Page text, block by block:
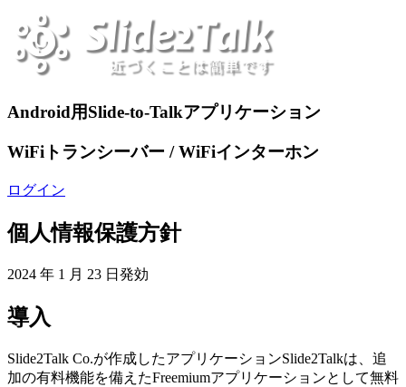
Android用Slide-to-Talkアプリケーション
WiFiトランシーバー / WiFiインターホン
ログイン
個人情報保護方針
2024 年 1 月 23 日発効
導入
Slide2Talk Co.が作成したアプリケーションSlide2Talkは、追
加の有料機能を備えたFreemiumアプリケーションとして無料